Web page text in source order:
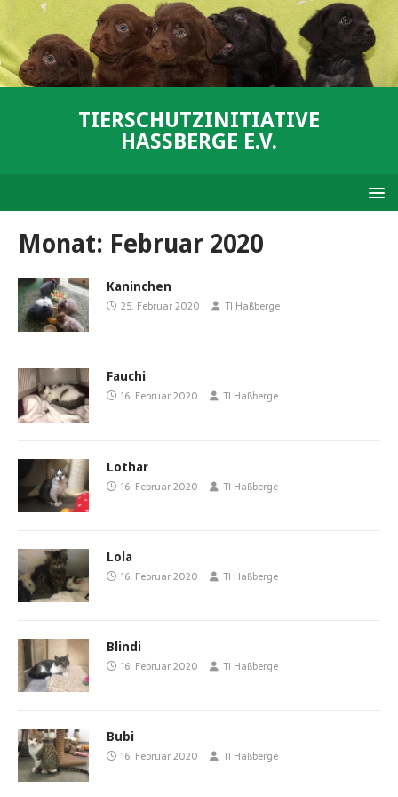
TIERSCHUTZINITIATIVE
HASSBERGE E.V.
Monat: Februar 2020
Kaninchen
25. Februar 2020 TI Haßberge
Fauchi
16. Februar 2020 TI Haßberge
Lothar
16. Februar 2020 TI Haßberge
Lola
16. Februar 2020 TI Haßberge
Blindi
16. Februar 2020 TI Haßberge
Bubi
16. Februar 2020 TI Haßberge